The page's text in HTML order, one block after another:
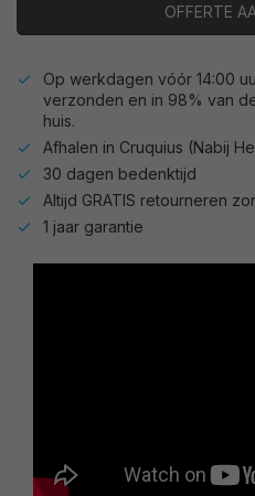
OFFERTE
Op werkdagen vóór 14:00
verzonden en in 98% van
huis.
Afhalen in Cruquius (Nabij
30 dagen bedenktijd
Altijd GRATIS retourneren
1 jaar garantie